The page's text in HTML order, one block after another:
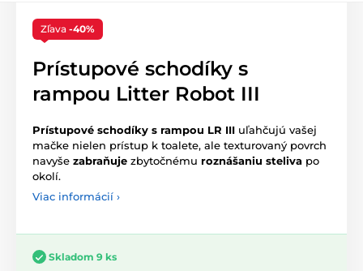
Zľava -40%
Prístupové schodíky s
rampou Litter Robot III
Prístupové schodíky s rampou LR III uľahčujú vašej
mačke nielen prístup k toalete, ale texturovaný povrch
navyše zabraňuje zbytočnému roznášaniu steliva po
okolí.
Viac informácií ›
Skladom 9 ks